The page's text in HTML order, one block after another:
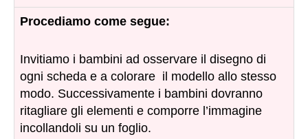
Procediamo come segue:
Invitiamo i bambini ad osservare il disegno di
ogni scheda e a colorare il modello allo stesso
modo. Successivamente i bambini dovranno
ritagliare gli elementi e comporre l’immagine
incollandoli su un foglio.